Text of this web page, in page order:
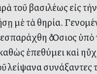
τοῦ βασιλέως εἰς
μὲ τὰ θηρία.
ὁ Ὅσιος ὑπὸ
ἐπεθύμει καὶ
λείψανα συνάξαντες